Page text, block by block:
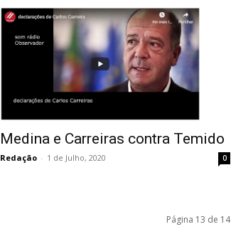
Medina e Carreiras contra Temido
Redação - 1 de Julho, 2020 0
Página 13 de 14